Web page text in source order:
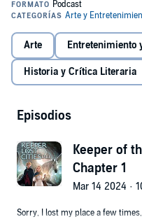
Arte Entretenimiento
Historia y Crítica Literaria
Episodios
Keeper of
Chapter 1
Mar 14 2024 ·
Sorry, I lost my place a few